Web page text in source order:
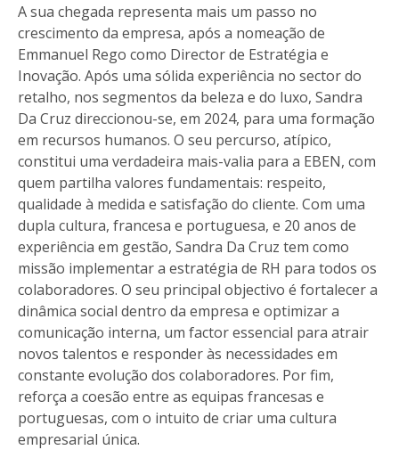
A sua chegada representa mais um passo no
crescimento da empresa, após a nomeação de
Emmanuel Rego como Director de Estratégia e
Inovação. Após uma sólida experiência no sector do
retalho, nos segmentos da beleza e do luxo, Sandra
Da Cruz direccionou-se, em 2024, para uma formação
em recursos humanos. O seu percurso, atípico,
constitui uma verdadeira mais-valia para a EBEN, com
quem partilha valores fundamentais: respeito,
qualidade à medida e satisfação do cliente. Com uma
dupla cultura, francesa e portuguesa, e 20 anos de
experiência em gestão, Sandra Da Cruz tem como
missão implementar a estratégia de RH para todos os
colaboradores. O seu principal objectivo é fortalecer a
dinâmica social dentro da empresa e optimizar a
comunicação interna, um factor essencial para atrair
novos talentos e responder às necessidades em
constante evolução dos colaboradores. Por fim,
reforça a coesão entre as equipas francesas e
portuguesas, com o intuito de criar uma cultura
empresarial única.